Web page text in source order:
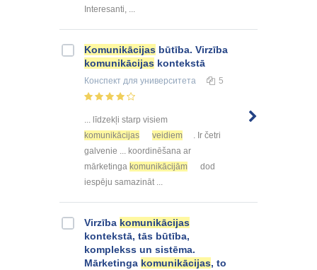
Interesanti, ...
Komunikācijas būtība. Virzība
komunikācijas kontekstā
Конспект для университета 5
... līdzekļi starp visiem
komunikācijas
veidiem
. Ir četri
galvenie ... koordinēšana ar
mārketinga komunikācijām
dod
iespēju samazināt ...
Virzība komunikācijas
kontekstā, tās būtība,
komplekss un sistēma.
Mārketinga komunikācijas, to